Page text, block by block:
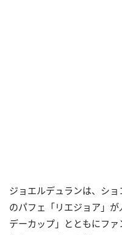
ジョエルデュランは、シ
のパフェ「リエジョア」
デーカップ」とともにフ